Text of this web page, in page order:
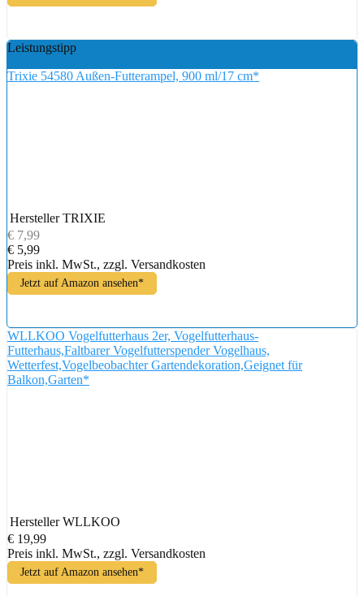
Leistungstipp
Trixie 54580 Außen-Futterampel, 900 ml/17 cm*
Hersteller TRIXIE
€ 7,99
€ 5,99
Preis inkl. MwSt., zzgl. Versandkosten
Jetzt auf Amazon ansehen*
WLLKOO Vogelfutterhaus 2er, Vogelfutterhaus-
Futterhaus,Faltbarer Vogelfutterspender Vogelhaus,
Wetterfest,Vogelbeobachter Gartendekoration,Geignet für
Balkon,Garten*
Hersteller WLLKOO
€ 19,99
Preis inkl. MwSt., zzgl. Versandkosten
Jetzt auf Amazon ansehen*